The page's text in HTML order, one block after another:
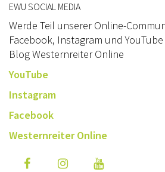
EWU SOCIAL MEDIA
Werde Teil unserer Online-
Facebook, Instagram und
Blog Westernreiter Online
YouTube
Instagram
Facebook
Westernreiter Online